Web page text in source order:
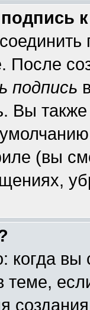
подпись
подпись
Вы
(вы
когда